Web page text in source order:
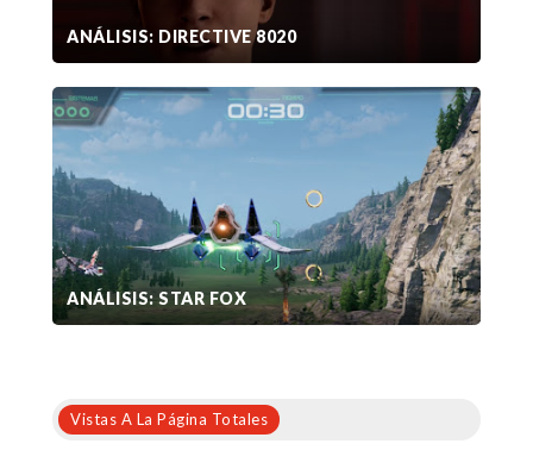
ANÁLISIS: DIRECTIVE 8020
ANÁLISIS: STAR FOX
Vistas A La Página Totales